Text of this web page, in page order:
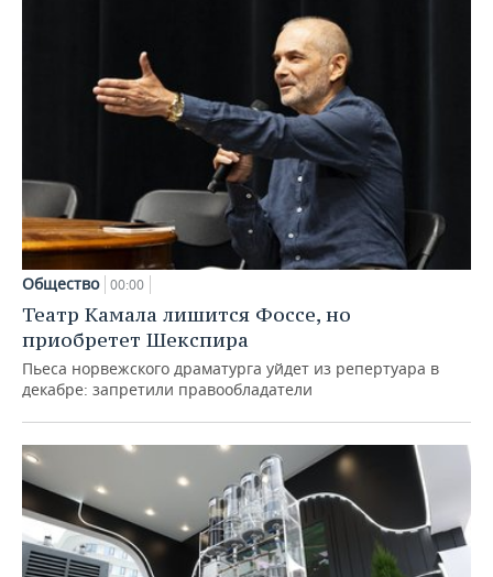
Общество 00:00
Театр Камала лишится Фоссе, но
приобретет Шекспира
Пьеса норвежского драматурга уйдет из репертуара в
декабре: запретили правообладатели